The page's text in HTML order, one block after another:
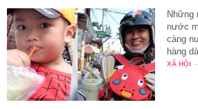
Những
nước
càng
hàng
XÃ HỘI -